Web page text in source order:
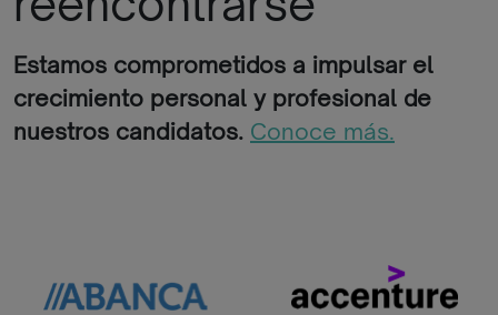
Estamos comprometidos a impulsar el
crecimiento personal y profesional de
nuestros candidatos. Conoce más.